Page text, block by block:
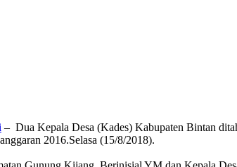
– Dua Kepala Desa (Kades) Kabupaten Bintan
2016.Selasa (15/8/2018).